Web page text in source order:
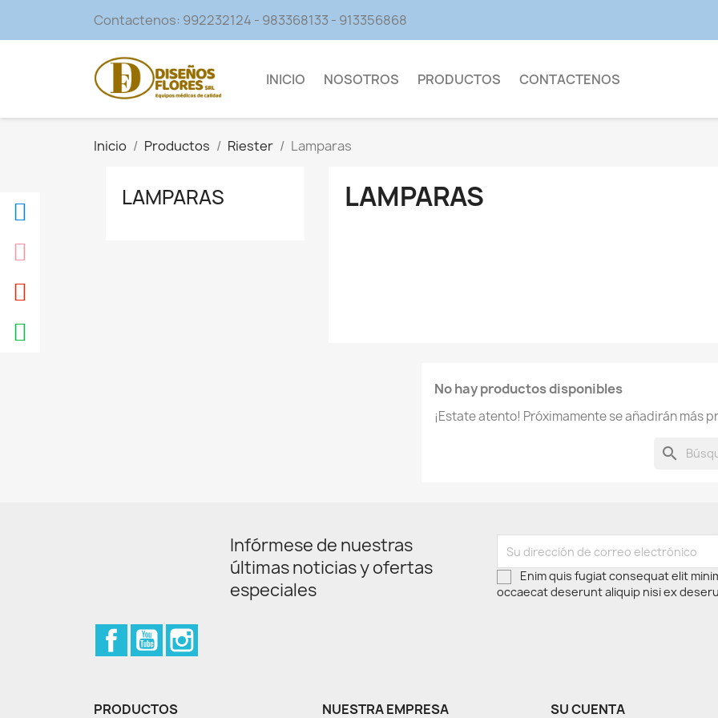
Contactenos: 992232124 - 983368133 - 913356868
INICIO NOSOTROS PRODUCTOS CONTACTENOS
Inicio Productos Riester Lamparas
LAMPARAS LAMPARAS
No hay productos disponibles
¡Estate atento! Próximamente se añadirán más
search
Infórmese de nuestras
últimas noticias y ofertas
especiales
Enim quis fugiat consequat elit
occaecat deserunt aliquip nisi ex
FacebookYouTube
PRODUCTOS NUESTRA EMPRESA SU CUENTA